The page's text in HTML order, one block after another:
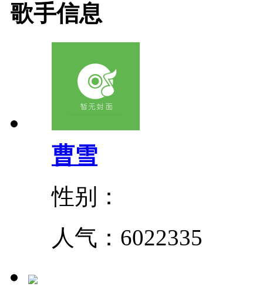
歌手信息
曹雪
性别：
人气： 6022335